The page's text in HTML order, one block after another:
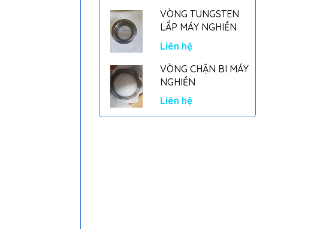
VÒNG TUNGSTEN
LẮP MÁY NGHIỀN
Liên hệ
VÒNG CHẶN BI MÁY
NGHIỀN
Liên hệ